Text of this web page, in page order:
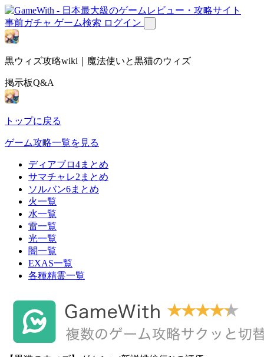
事前ガチャ ゲーム検索 ログイン
黒ウィズ攻略wiki｜魔法使いと黒猫のウィズ
掲示板Q&A
トップに戻る
ゲーム攻略一覧を見る
ディアブロ4まとめ
サマチャレ2まとめ
ソルバン6まとめ
火一覧
水一覧
雷一覧
光一覧
闇一覧
EXAS一覧
各種精霊一覧